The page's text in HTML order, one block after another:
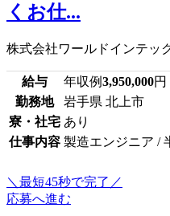
くお仕...
株式会社ワールドインテッ
給与 年収例3,950,000円
勤務地
岩手県 北上市
寮・社宅 あり
仕事内容 製造エンジニア /
＼最短45秒で完了／
応募へ進む